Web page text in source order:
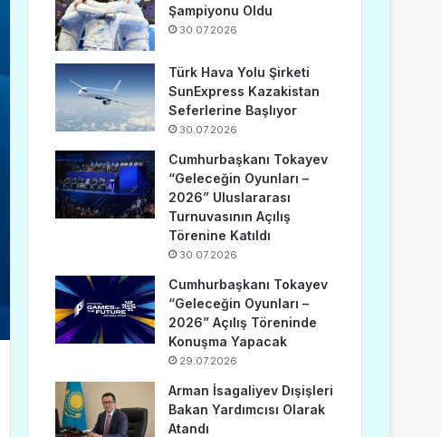
Şampiyonu Oldu
30.07.2026
Türk Hava Yolu Şirketi
SunExpress Kazakistan
Seferlerine Başlıyor
30.07.2026
Cumhurbaşkanı Tokayev
“Geleceğin Oyunları –
2026” Uluslararası
Turnuvasının Açılış
Törenine Katıldı
30.07.2026
Cumhurbaşkanı Tokayev
“Geleceğin Oyunları –
2026” Açılış Töreninde
Konuşma Yapacak
29.07.2026
Arman İsagaliyev Dışişleri
Bakan Yardımcısı Olarak
Atandı